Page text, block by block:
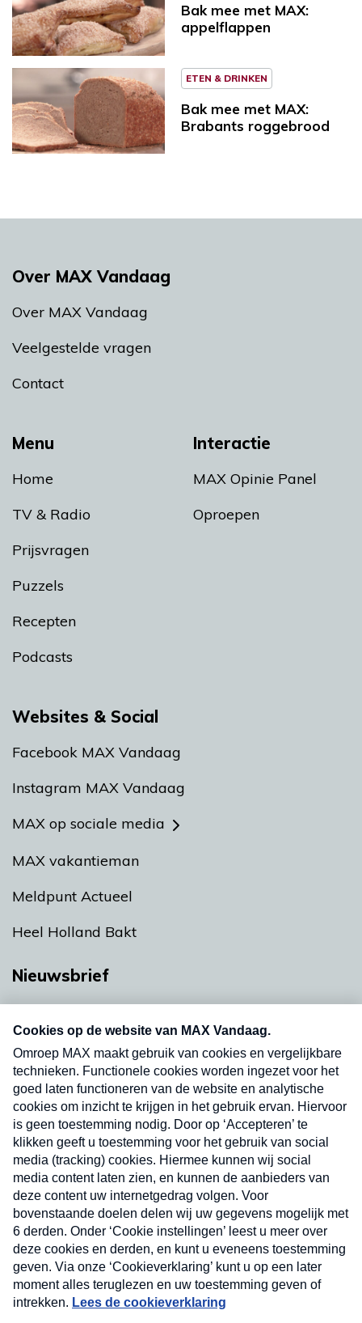
Bak mee met MAX:
appelflappen
ETEN & DRINKEN
Bak mee met MAX:
Brabants roggebrood
Menu
Home
TV & Radio
Prijsvragen
Puzzels
Recepten
Podcasts
Interactie
MAX Opinie Panel
Oproepen
Over MAX Vandaag
Over MAX Vandaag
Veelgestelde vragen
Contact
Websites & Social
Facebook MAX Vandaag
Instagram MAX Vandaag
MAX op sociale media
MAX vakantieman
Meldpunt Actueel
Heel Holland Bakt
Nieuwsbrief
nieuwsbrief. Elke vrijdag- en dinsdagochtend in
uw mailbox.
Verzend
Nieuwsbrief
Neem hier een gratis abonnement op onze
nieuwsbrief. Elke vrijdag- en dinsdagochtend in uw